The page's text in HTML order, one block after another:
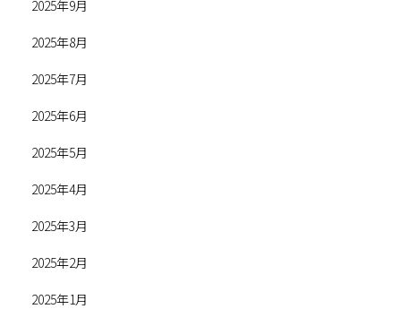
2025年9月
2025年8月
2025年7月
2025年6月
2025年5月
2025年4月
2025年3月
2025年2月
2025年1月